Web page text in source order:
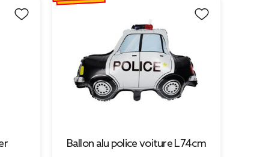
Ballon alu police voiture L74cm